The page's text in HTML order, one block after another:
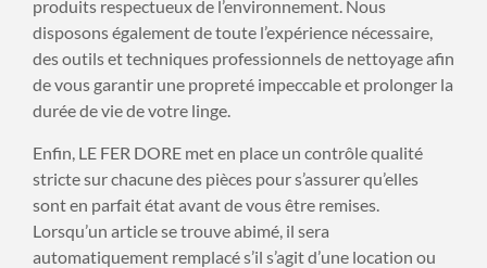
produits respectueux de l’environnement. Nous
disposons également de toute l’expérience nécessaire,
des outils et techniques professionnels de nettoyage afin
de vous garantir une propreté impeccable et prolonger la
durée de vie de votre linge.
Enfin, LE FER DORE met en place un contrôle qualité
stricte sur chacune des pièces pour s’assurer qu’elles
sont en parfait état avant de vous être remises.
Lorsqu’un article se trouve abimé, il sera
automatiquement remplacé s’il s’agit d’une location ou